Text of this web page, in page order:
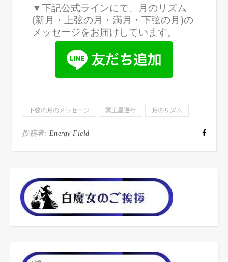
▼下記公式ラインにて、月のリズム
(新月・上弦の月・満月・下弦の月)の
メッセージをお届けしています。
下弦の月のメッセージ 冥王星逆行 月のリズム
投稿者: Energy Field